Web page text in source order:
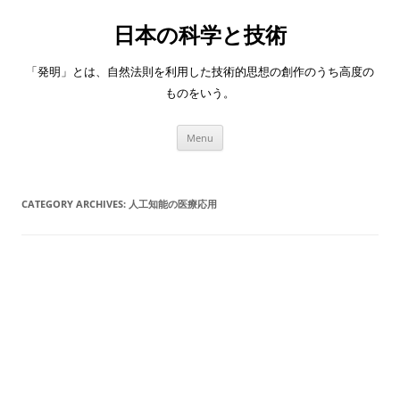
日本の科学と技術
「発明」とは、自然法則を利用した技術的思想の創作のうち高度の
ものをいう。
Menu
CATEGORY ARCHIVES: 人工知能の医療応用